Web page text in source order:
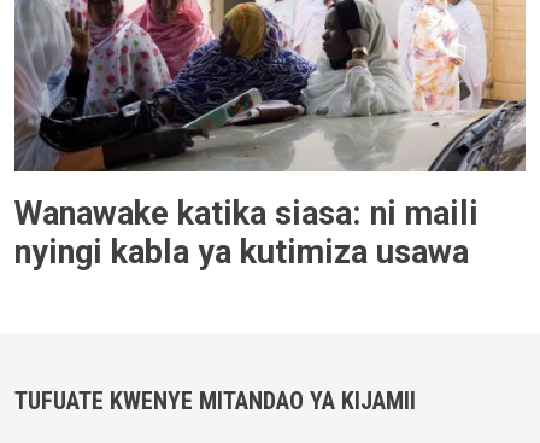
Wanawake katika siasa: ni maili
nyingi kabla ya kutimiza usawa
TUFUATE KWENYE MITANDAO YA KIJAMII